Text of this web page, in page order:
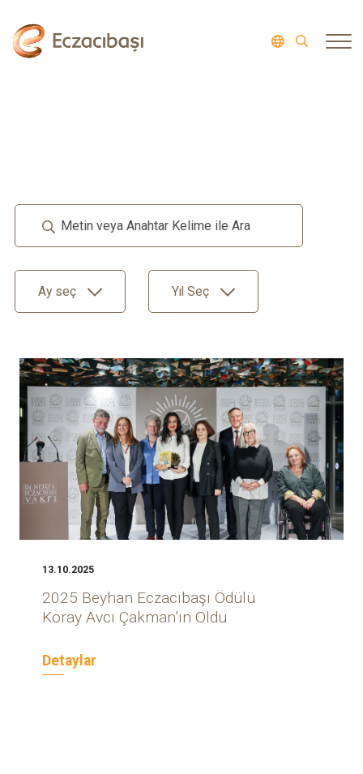
Ay seç Yıl Seç
13.10.2025
2025 Beyhan Eczacıbaşı Ödülü
Koray Avcı Çakman’ın Oldu
Detaylar